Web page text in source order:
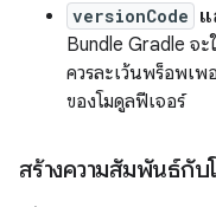
versionCode แ
Bundle Gradle จ
ควรละเว้นพร็อพเพ
ของโมดูลฟีเจอร์
สร้างความสัมพันธ์กับ